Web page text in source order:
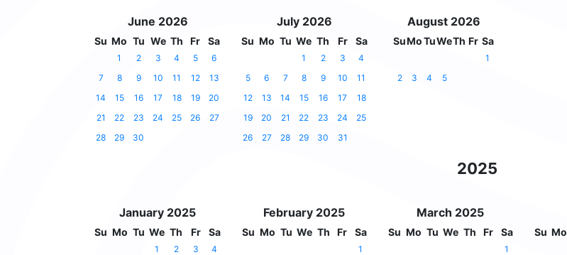
June 2026
Su Mo Tu We Th Fr Sa
1 2 3 4 5
6
7
8 9 10 11 12
13
14
15 16 17 18 19
20
21
22 23 24 25 26
27
28
29 30
July 2026
Su Mo Tu We Th Fr Sa
1 2 3
4
5
6 7 8 9 10
11
12
13 14 15 16 17
18
19
20 21 22 23 24
25
26
27 28 29 30 31
August 2026
SuMoTuWeTh Fr Sa
1
2
3 4 5
2025
January 2025
Su Mo Tu We Th Fr Sa
1 2 3
4
February 2025
Su Mo Tu We Th Fr Sa
1
March 2025
Su Mo Tu We Th Fr Sa
1
Su Mo